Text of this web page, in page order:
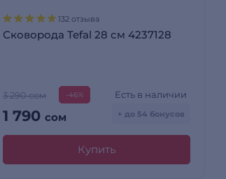
132 отзыва
Сковорода Tefal 28 см 4237128
3 290 сом -46%
1 790сом
Есть в наличии
+ до 54 бонусов
Купить